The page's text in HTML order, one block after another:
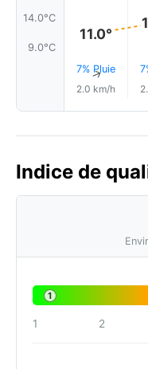
14.0°C
9.0°C
11.0°
7% Pluie
↑
2.0 km/h
Indice de
1
1 2